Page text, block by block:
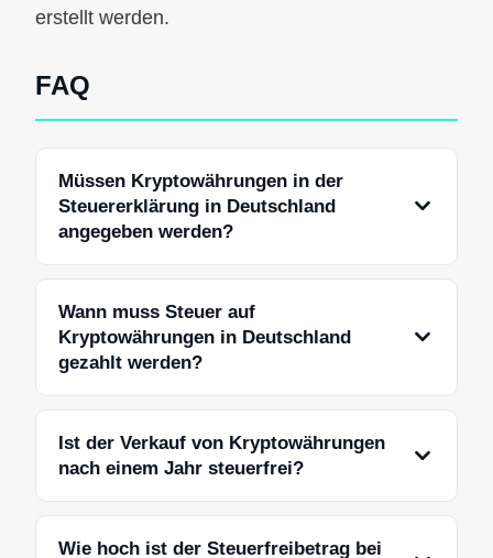
erstellt werden.
FAQ
Müssen Kryptowährungen in der
Steuererklärung in Deutschland
angegeben werden?
Wann muss Steuer auf
Kryptowährungen in Deutschland
gezahlt werden?
Ist der Verkauf von Kryptowährungen
nach einem Jahr steuerfrei?
Wie hoch ist der Steuerfreibetrag bei